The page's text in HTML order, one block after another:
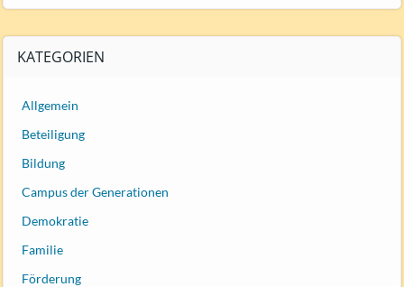
KATEGORIEN
Allgemein
Beteiligung
Bildung
Campus der Generationen
Demokratie
Familie
Förderung